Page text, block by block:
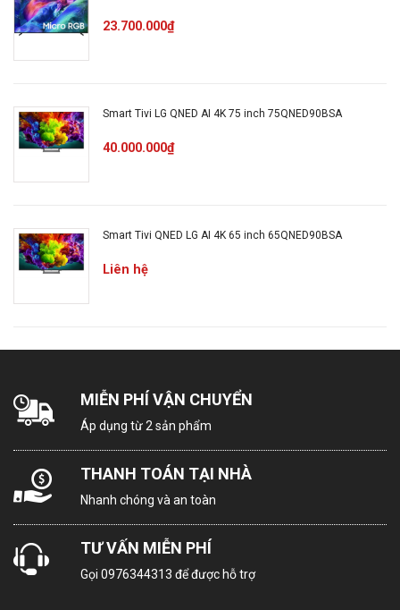
Cổng nhận hình ảnh, âm thanh: HDMI x 3
Tiện ích
Điều khiển giọng nói Bixby Tiếng Việt
Chiếu hình từ điện thoại lên TV
– Quick Remote
– Trợ lý Vision AI Companion (VAC)
– Auto Low Latency Mode
Hãng Sản Xuất: Samsung
Bảo Hành: 24 Tháng
Năm ra mắt: 2026
Thông tin sản phẩm
Smart Tivi Samsung 4K
75 Inch UA75U8500H:
Tuyệt tác màn hình lớn
23.700.000₫
Smart Tivi LG QNED AI 4K 75 inch 75QNED90BSA
40.000.000₫
Smart Tivi QNED LG AI 4K 65 inch 65QNED90BSA
Liên hệ
MIỄN PHÍ VẬN CHUYỂN
Áp dụng từ 2 sản phẩm
THANH TOÁN TẠI NHÀ
Nhanh chóng và an toàn
TƯ VẤN MIỄN PHÍ
Gọi 0976344313 để được hỗ trợ